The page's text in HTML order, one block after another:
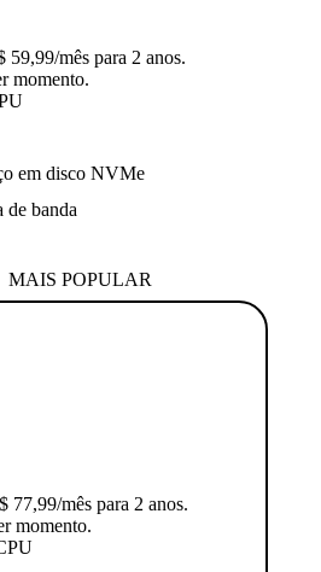
59,99/mês para 2 anos.
momento.
em disco NVMe
de banda
MAIS POPULAR
77,99/mês para 2 anos.
momento.